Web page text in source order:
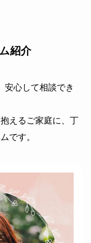
紹介
安心して相談でき
えるご家庭に、丁
です。